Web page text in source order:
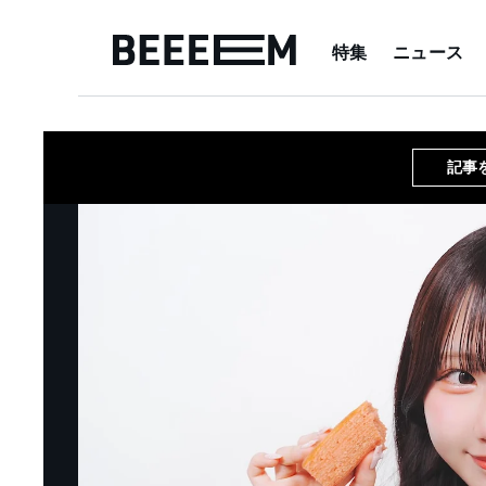
特集 ニュース
記事